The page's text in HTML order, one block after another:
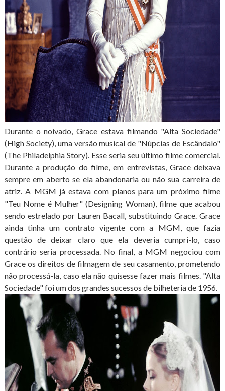
Durante o noivado, Grace estava filmando "Alta Sociedade"
(High Society), uma versão musical de "Núpcias de Escândalo"
(The Philadelphia Story). Esse seria seu último filme comercial.
Durante a produção do filme, em entrevistas, Grace deixava
sempre em aberto se ela abandonaria ou não sua carreira de
atriz. A MGM já estava com planos para um próximo filme
"Teu Nome é Mulher" (Designing Woman), filme que acabou
sendo estrelado por Lauren Bacall, substituindo Grace. Grace
ainda tinha um contrato vigente com a MGM, que fazia
questão de deixar claro que ela deveria cumpri-lo, caso
contrário seria processada. No final, a MGM negociou com
Grace os direitos de filmagem de seu casamento, prometendo
não processá-la, caso ela não quisesse fazer mais filmes. "Alta
Sociedade" foi um dos grandes sucessos de bilheteria de 1956.